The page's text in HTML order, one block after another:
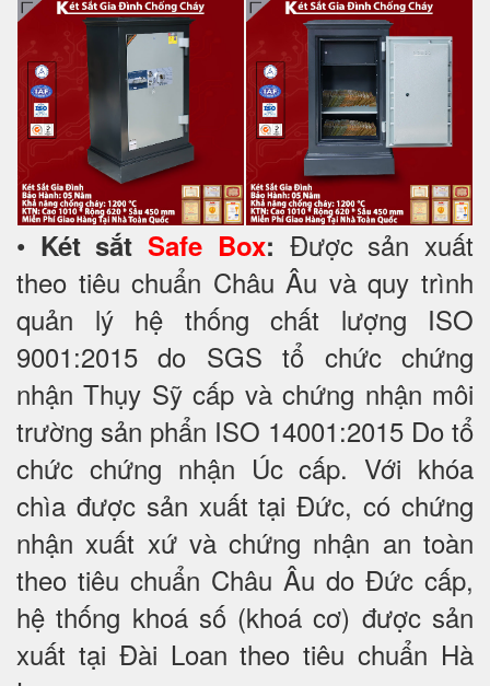
• Két sắtSafe Box: Được sản xuất
theo tiêu chuẩn Châu Âu và quy trình
quản lý hệ thống chất lượng ISO
9001:2015 do SGS tổ chức chứng
nhận Thụy Sỹ cấp và chứng nhận môi
trường sản phẩn ISO 14001:2015 Do tổ
chức chứng nhận Úc cấp. Với khóa
chìa được sản xuất tại Đức, có chứng
nhận xuất xứ và chứng nhận an toàn
theo tiêu chuẩn Châu Âu do Đức cấp,
hệ thống khoá số (khoá cơ) được sản
xuất tại Đài Loan theo tiêu chuẩn Hà